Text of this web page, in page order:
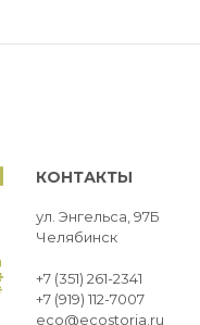
КОНТАКТЫ
ул. Энгельса, 97Б
Челябинск
+7 (351) 261-2341
+7 (919) 112-7007
eco@ecostoria.ru